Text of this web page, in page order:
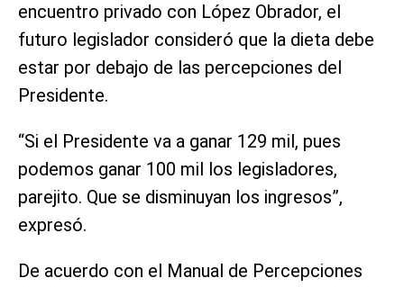
encuentro privado con López Obrador, el
futuro legislador consideró que la dieta debe
estar por debajo de las percepciones del
Presidente.
“Si el Presidente va a ganar 129 mil, pues
podemos ganar 100 mil los legisladores,
parejito. Que se disminuyan los ingresos”,
expresó.
De acuerdo con el Manual de Percepciones